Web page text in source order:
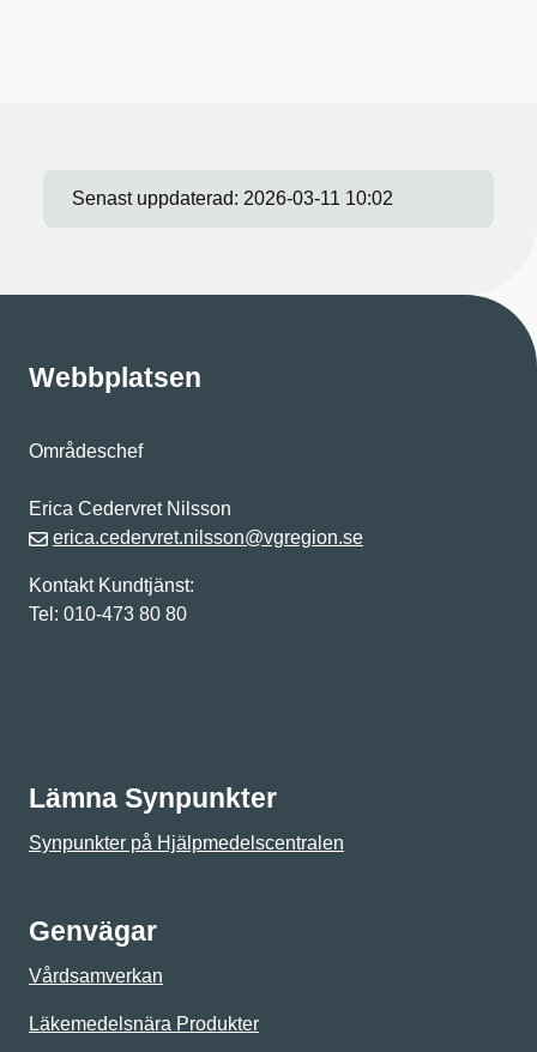
Senast uppdaterad: 2026-03-11 10:02
Webbplatsen
Områdeschef
Erica Cedervret Nilsson
erica.cedervret.nilsson@vgregion.se
Kontakt Kundtjänst:
Tel: 010-473 80 80
Lämna Synpunkter
Synpunkter på Hjälpmedelscentralen
Genvägar
Vårdsamverkan
Läkemedelsnära Produkter